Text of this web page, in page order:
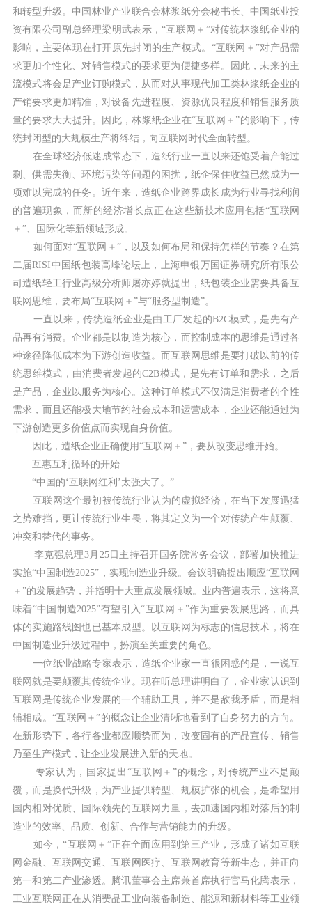
和转型升级。中国林业产业联合会林浆纸分会秘书长、中国纸业投
资有限公司副总经理梁明武表示，“互联网＋”对传统林浆纸企业的
影响，主要体现在打开原先封闭的生产模式。“互联网＋”对产品需
求更加个性化、对销售模式的要求更为便捷多样。因此，未来的主
流模式将会是产业订购模式，从而对从事现代加工类林浆纸企业的
产销要求更加精准，对设备先进程度、资源优良程度和销售服务质
量的要求大大提升。因此，林浆纸企业在“互联网＋”的影响下，传
统封闭型的大规模生产将终结，向互联网时代全面转型。
在全球经济低迷成常态下，造纸行业一直以来还饱受着产能过
剩、供需失衡、环境污染等问题的困扰，纸企保住收益已然成为一
项难以完成的任务。近年来，造纸企业跨界成长成为行业寻找利润
的普遍现象，而新的经济增长点正在这些新技术应用包括“互联网
＋”、国际化等新领域形成。
如何面对“互联网＋”，以及如何布局和保持怎样的节奏？在第
二届RISI中国纸包装高峰论坛上，上海申银万国证券研究所有限公
司造纸轻工行业高级分析师屠亦婷就提出，纸包装企业需要具备互
联网思维，要布局“互联网＋”与“服务型制造”。
一直以来，传统造纸企业是由工厂发起的B2C模式，是先有产
品再有消费。企业都是以制造为核心，而控制成本的思维是通过各
种途径降低成本为下游创造收益。而互联网思维是要打破以前的传
统思维模式，由消费者发起的C2B模式，是先有订单和需求，之后
是产品，企业以服务为核心。这种订单模式不仅满足消费者的个性
需求，而且还能极大地节约社会成本和运营成本，企业还能通过为
下游创造更多价值点而实现自身价值。
因此，造纸企业正确使用“互联网＋”，要从改变思维开始。
互惠互利循环的开始
“中国的‘互联网红利’太强大了。”
互联网这个最初被传统行业认为的虚拟经济，在当下发展迅猛
之势难挡，更让传统行业生畏，将其定义为一个对传统产生颠覆、
冲突和替代的事务。
李克强总理3月25日主持召开国务院常务会议，部署加快推进
实施“中国制造2025”，实现制造业升级。会议明确提出顺应“互联网
＋”的发展趋势，并指明十大重点发展领域。业内普遍表示，这将意
味着“中国制造2025”有望引入“互联网＋”作为重要发展思路，而具
体的实施路线图也已基本成型。以互联网为标志的信息技术，将在
中国制造业升级过程中，扮演至关重要的角色。
一位纸业战略专家表示，造纸企业家一直很困惑的是，一说互
联网就是要颠覆其传统企业。现在听总理讲明白了，企业家认识到
互联网是传统企业发展的一个辅助工具，并不是敌我矛盾，而是相
辅相成。“互联网＋”的概念让企业清晰地看到了自身努力的方向。
在新形势下，各行各业都应顺势而为，改变固有的产品宣传、销售
乃至生产模式，让企业发展进入新的天地。
专家认为，国家提出“互联网＋”的概念，对传统产业不是颠
覆，而是换代升级，为产业提供转型、规模扩张的机会，是希望用
国内相对优质、国际领先的互联网力量，去加速国内相对落后的制
造业的效率、品质、创新、合作与营销能力的升级。
如今，“互联网＋”正在全面应用到第三产业，形成了诸如互联
网金融、互联网交通、互联网医疗、互联网教育等新生态，并正向
第一和第二产业渗透。腾讯董事会主席兼首席执行官马化腾表示，
工业互联网正在从消费品工业向装备制造、能源和新材料等工业领